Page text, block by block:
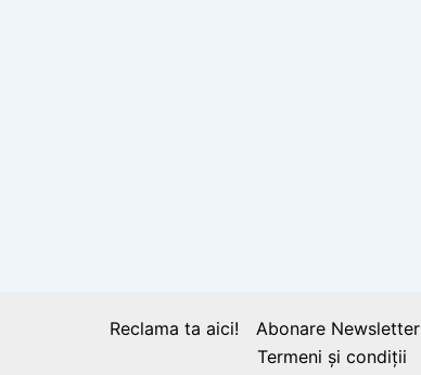
Reclama ta aici! Abonare Newsletter
Termeni și condiții